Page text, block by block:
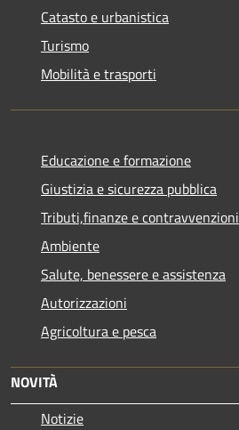
Catasto e urbanistica
Turismo
Mobilità e trasporti
Educazione e formazione
Giustizia e sicurezza pubblica
Tributi,finanze e contravvenzioni
Ambiente
Salute, benessere e assistenza
Autorizzazioni
Agricoltura e pesca
NOVITÀ
Notizie